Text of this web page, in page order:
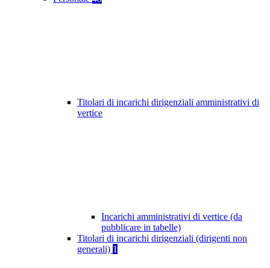
Titolari di incarichi dirigenziali amministrativi di
vertice
Incarichi amministrativi di vertice (da
pubblicare in tabelle)
Titolari di incarichi dirigenziali (dirigenti non
generali) 1